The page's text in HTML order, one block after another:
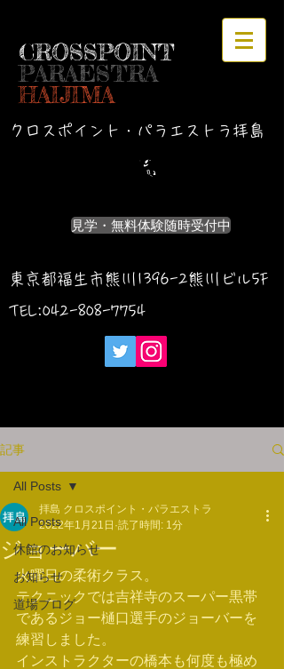
CROSSPOINT
PARAESTRA
HAIJIMA
クロスポイント・パラエストラ拝島
見学・無料体験随時受付中
東京都福生市熊川1396-2熊川ビル5F
TEL:042-808-7754
記事
All Posts
休館のお知らせ
お知らせ
道場ブログ
All Posts
ジョーバー
拝島 クロスポイント・パラエストラ
2022年1月21日 読了時間: 1分
火曜日の柔術クラス。
テクニックでは吉祥寺のスーパー黒帯
であるジョー樋口選手のジョーバーを
練習しました。
インストラクターの橋本も何度も極め